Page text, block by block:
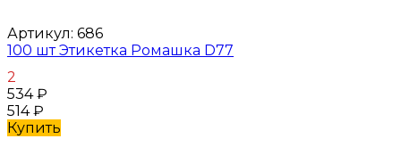
Артикул: 686
100 шт Этикетка Ромашка D77
2
534₽
514₽
Купить